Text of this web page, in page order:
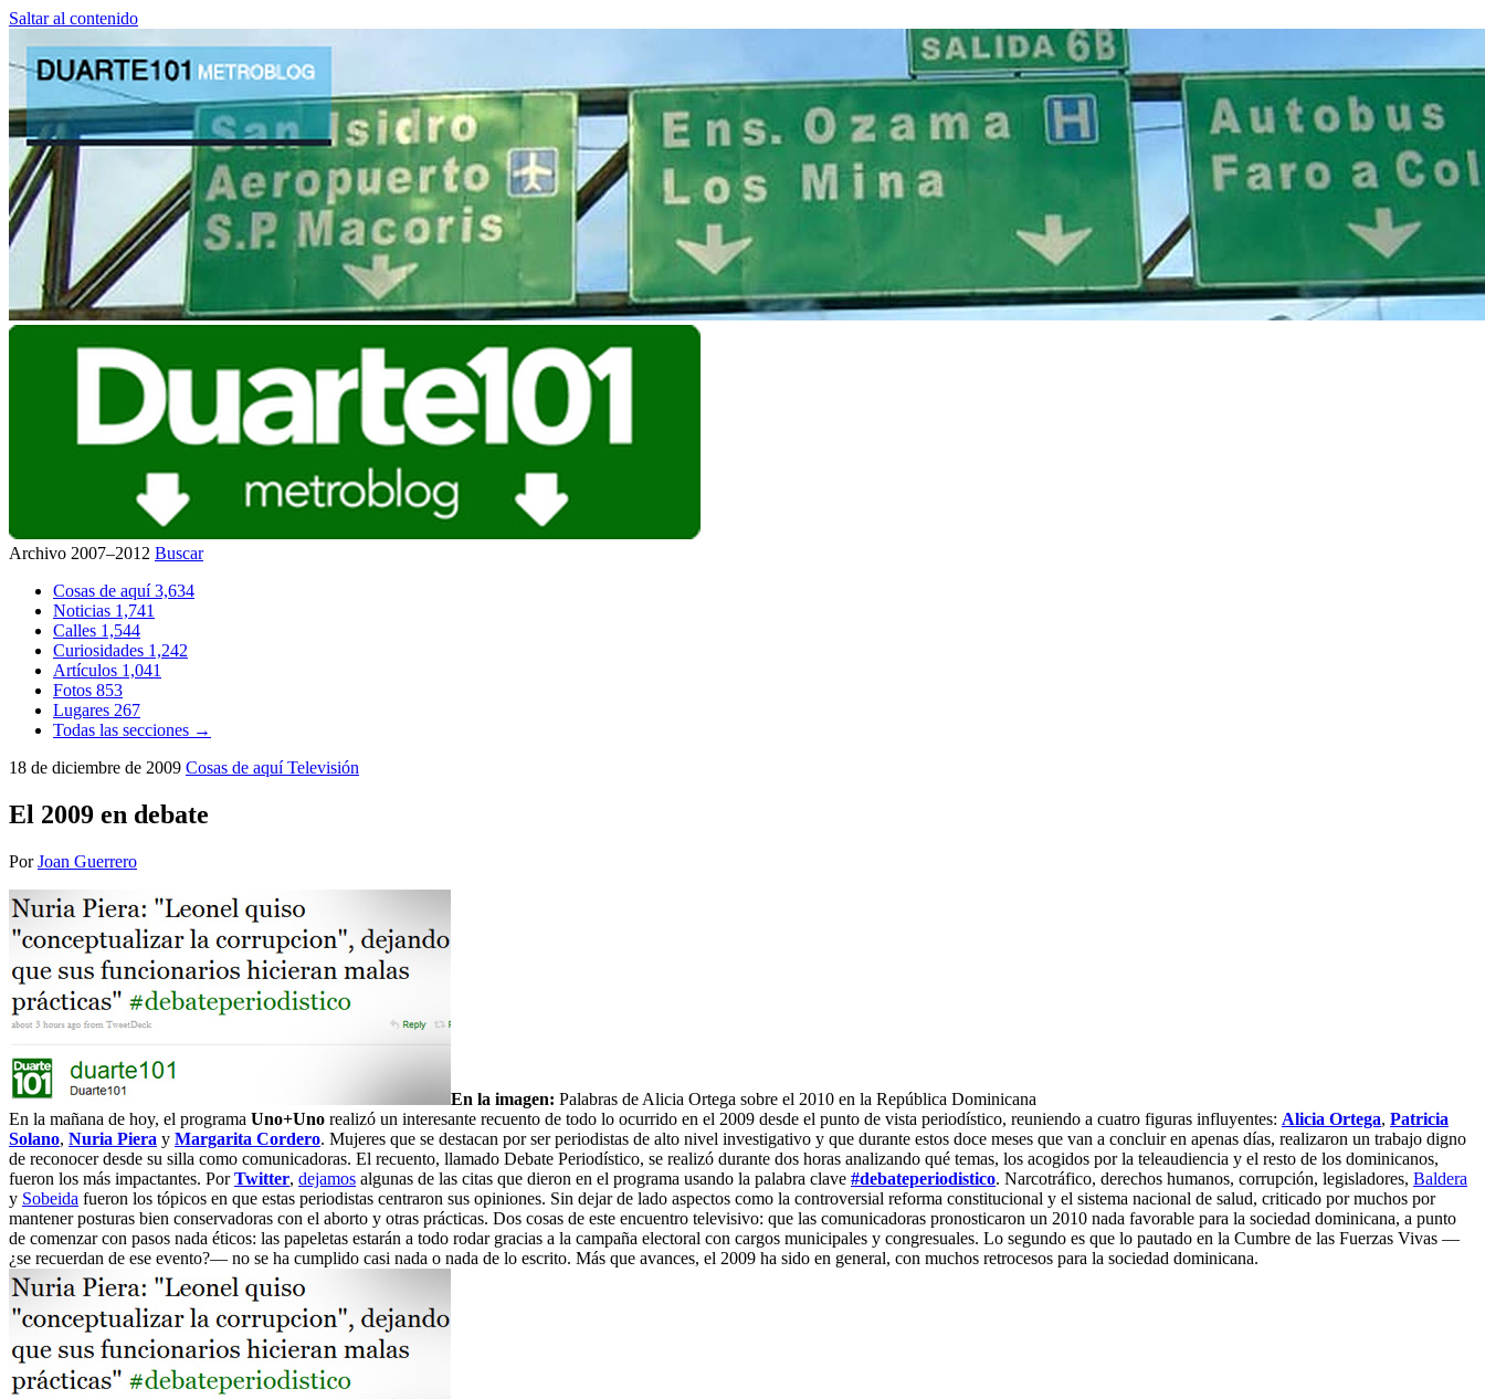
Saltar al contenido
Archivo 2007–2012 Buscar
Cosas de aquí3,634
Noticias 1,741
Calles 1,544
Curiosidades 1,242
Artículos 1,041
Fotos 853
Lugares 267
Todas las secciones →
18 de diciembre de 2009 Cosas de aquíTelevisión
El 2009 en debate
PorJoan Guerrero
En la imagen: Palabras de Alicia Ortega sobre el 2010 en la República Dominicana
En la mañana de hoy, el programa Uno+Uno realizó un interesante recuento de todo lo ocurrido en el 2009 desde el punto de vista periodístico, reuniendo a cuatro figuras influyentes: Alicia Ortega, Patricia
Solano, Nuria Piera y Margarita Cordero. Mujeres que se destacan por ser periodistas de alto nivel investigativo y que durante estos doce meses que van a concluir en apenas días, realizaron un trabajo digno
de reconocer desde su silla como comunicadoras. El recuento, llamado Debate Periodístico, se realizó durante dos horas analizando qué temas, los acogidos por la teleaudiencia y el resto de los dominicanos,
fueron los más impactantes. PorTwitter, dejamos algunas de las citas que dieron en el programa usando la palabra clave #debateperiodistico. Narcotráfico, derechos humanos, corrupción, legisladores, Baldera
y Sobeida fueron los tópicos en que estas periodistas centraron sus opiniones. Sin dejar de lado aspectos como la controversial reforma constitucional y el sistema nacional de salud, criticado por muchos por
mantener posturas bien conservadoras con el aborto y otras prácticas. Dos cosas de este encuentro televisivo: que las comunicadoras pronosticaron un 2010 nada favorable para la sociedad dominicana, a punto
de comenzar con pasos nada éticos: las papeletas estarán a todo rodar gracias a la campaña electoral con cargos municipales y congresuales. Lo segundo es que lo pautado en la Cumbre de las Fuerzas Vivas —
¿se recuerdan de ese evento?— no se ha cumplido casi nada o nada de lo escrito. Más que avances, el 2009 ha sido en general, con muchos retrocesos para la sociedad dominicana.